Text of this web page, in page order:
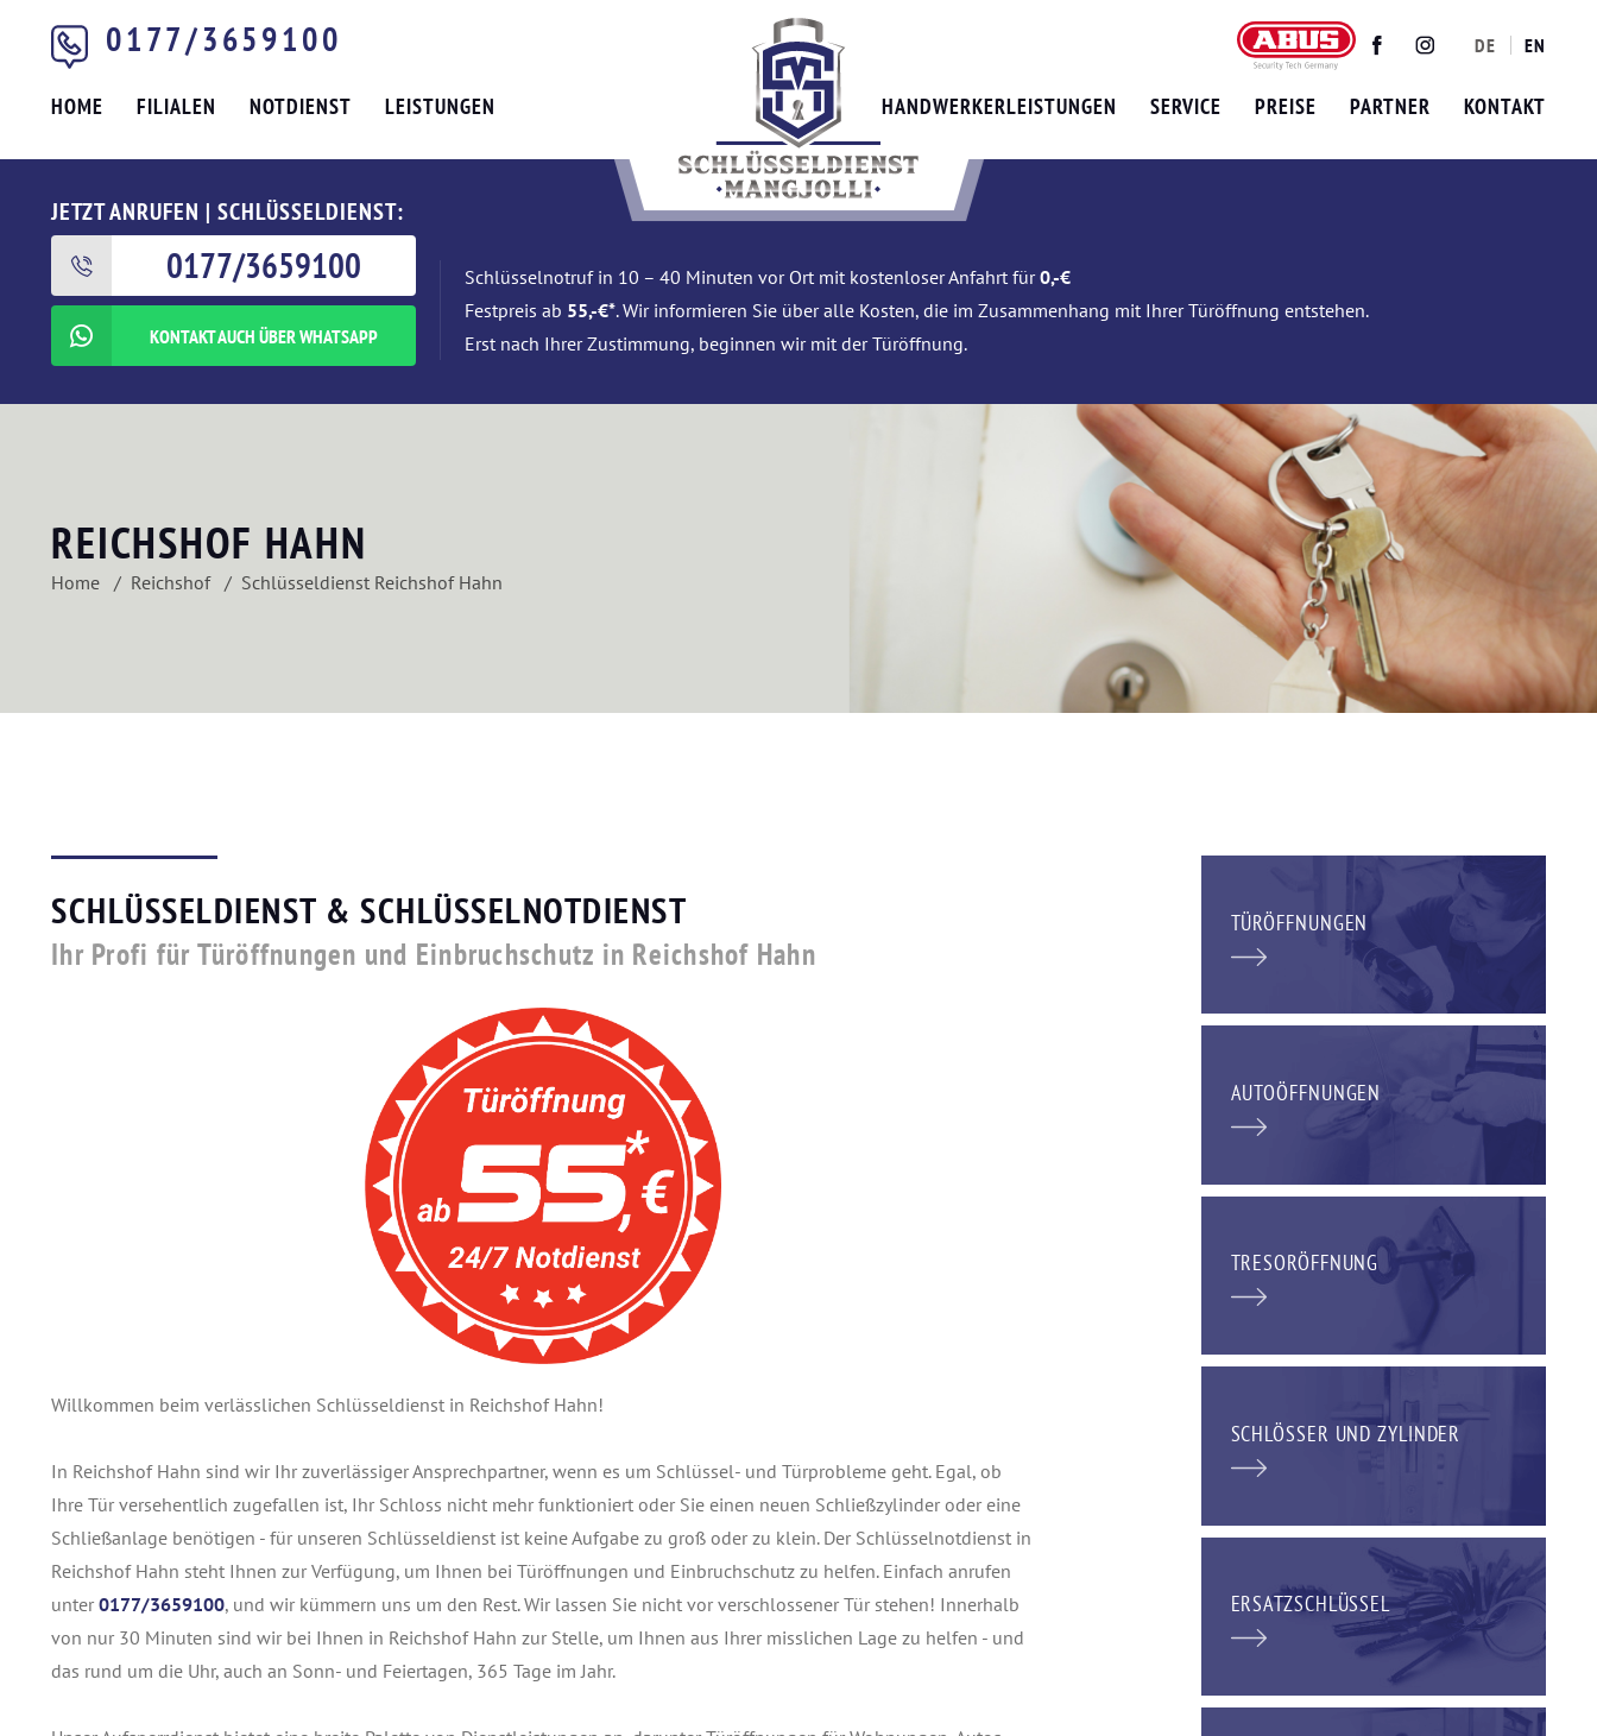
0177/3659100 TwitterFacebookInstagram
DE EN
HOME FILIALEN NOTDIENST LEISTUNGEN HANDWERKERLEISTUNGEN SERVICE PREISE PARTNER KONTAKT
JETZT ANRUFEN | SCHLÜSSELDIENST:
0177/3659100
KONTAKT AUCH ÜBER WHATSAPP
Schlüsselnotruf in 10 – 40 Minuten vor Ort mit kostenloser Anfahrt für0,-€
Festpreis ab 55,-€*. Wir informieren Sie über alle Kosten, die im Zusammenhang mit Ihrer Türöffnung entstehen.
Erst nach Ihrer Zustimmung, beginnen wir mit der Türöffnung.
REICHSHOF HAHN
Home Reichshof Schlüsseldienst Reichshof Hahn
SCHLÜSSELDIENST & SCHLÜSSELNOTDIENST
Ihr Profi für Türöffnungen und Einbruchschutz in Reichshof Hahn
Willkommen beim verlässlichen Schlüsseldienst in Reichshof Hahn!
In Reichshof Hahn sind wir Ihr zuverlässiger Ansprechpartner, wenn es um Schlüssel- und Türprobleme geht. Egal, ob
Ihre Tür versehentlich zugefallen ist, Ihr Schloss nicht mehr funktioniert oder Sie einen neuen Schließzylinder oder eine
Schließanlage benötigen - für unseren Schlüsseldienst ist keine Aufgabe zu groß oder zu klein. Der Schlüsselnotdienst in
Reichshof Hahn steht Ihnen zur Verfügung, um Ihnen bei Türöffnungen und Einbruchschutz zu helfen. Einfach anrufen
unter 0177/3659100, und wir kümmern uns um den Rest. Wir lassen Sie nicht vor verschlossener Tür stehen! Innerhalb
von nur 30 Minuten sind wir bei Ihnen in Reichshof Hahn zur Stelle, um Ihnen aus Ihrer misslichen Lage zu helfen - und
das rund um die Uhr, auch an Sonn- und Feiertagen, 365 Tage im Jahr.
TÜRÖFFNUNGEN
AUTOÖFFNUNGEN
TRESORÖFFNUNG
SCHLÖSSER UND ZYLINDER
ERSATZSCHLÜSSEL